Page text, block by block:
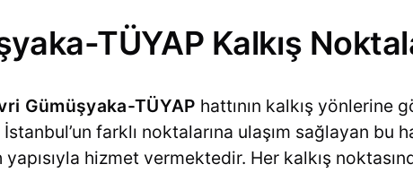
TÜYAP Kalkış
Gümüşyaka-TÜYAP hattının kalkış yönlerine
farklı noktalarına ulaşım sağlayan bu
hizmet vermektedir. Her kalkış